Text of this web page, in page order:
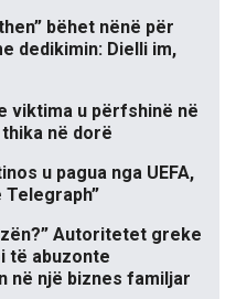
bëhet nënë për
dedikimin: Dielli im,
viktima u përfshinë në
në dorë
u pagua nga UEFA,
Autoritetet greke
të abuzonte
në një biznes familjar